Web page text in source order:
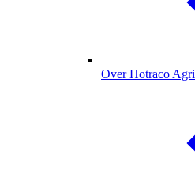
Over Hotraco Agri